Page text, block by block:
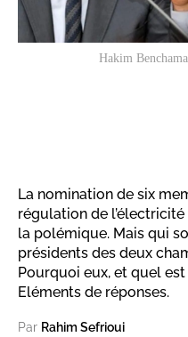
Hakim
La nomination de six
régulation de
la polémique. Mais qui
présidents des deux
Pourquoi eux, et quel
Eléments de réponses.
Par Rahim Sefrioui